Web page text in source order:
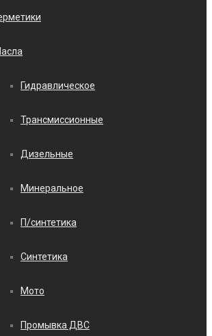
Гидравлическое
Трансмиссионные
Дизельные
Минеральное
П/синтетика
Синтетика
Мото
Промывка ДВС